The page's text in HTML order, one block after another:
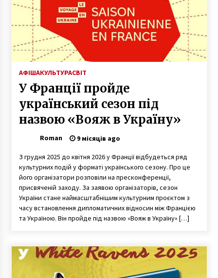
АФІШАКУЛЬТУРАСВІТ
У Франції пройде
український сезон під
назвою «Вояж в Україну»
Roman 9 місяців ago
З грудня 2025 до квітня 2026 у Франції відбудеться ряд
культурних подій у форматі українського сезону. Про це
його організатори розповіли на пресконференції,
присвяченій заходу. За заявою організаторів, сезон
України стане наймасштабнішим культурним проєктом з
часу встановлення дипломатичних відносин між Францією
та Україною. Він пройде під назвою «Вояж в Україну» […]